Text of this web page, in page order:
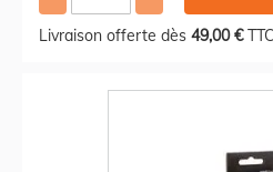
Livraison offerte dès 49,00 €